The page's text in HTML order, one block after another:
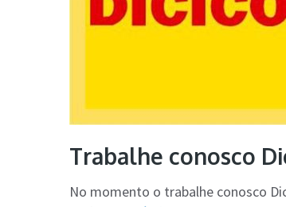
Trabalhe conosco
No momento o trabalhe conosco